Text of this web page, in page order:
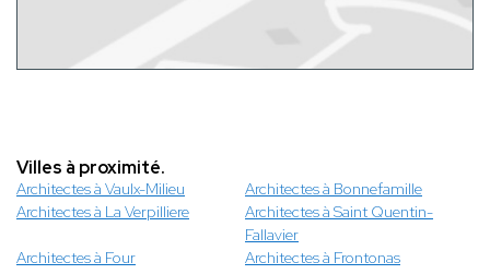
Villes à proximité.
Architectes à Vaulx-Milieu
Architectes à Bonnefamille
Architectes à La Verpilliere
Architectes à Saint Quentin-
Fallavier
Architectes à Four
Architectes à Frontonas